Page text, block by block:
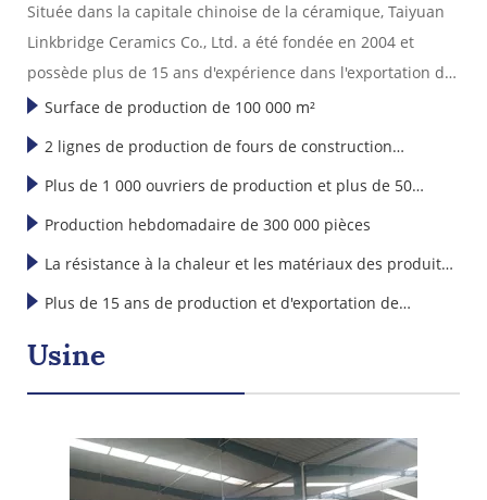
Située dans la capitale chinoise de la céramique, Taiyuan
Linkbridge Ceramics Co., Ltd. a été fondée en 2004 et
possède plus de 15 ans d'expérience dans l'exportation de
vaisselle en céramique.
fabrication et la vente de toutes sortes d'articles en
céramique de haute qualité, notamment des assiettes, des
bols, des mugs, des tasses et des soucoupes. Nos produits
Japon, en Corée et en Asie du Sud-Est.
Surface de production de 100 000 m²
2 lignes de production de fours de construction
mécanique
Plus de 1 000 ouvriers de production et plus de 50
techniciens et concepteurs en R&D
Production hebdomadaire de 300 000 pièces
La résistance à la chaleur et les matériaux des produits
dépassent de loin les normes internationales
Plus de 15 ans de production et d'exportation de
produits céramiques
Usine